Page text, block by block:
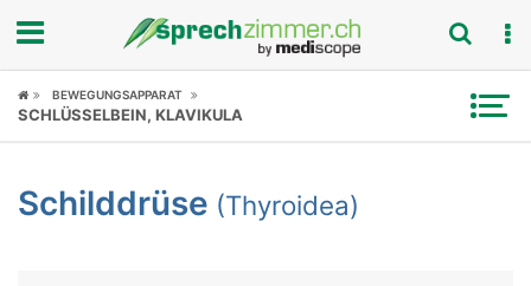
Fokus
Symptome
BEWEGUNGSAPPARAT
SCHLÜSSELBEIN, KLAVIKULA
Schilddrüse (Thyroidea)